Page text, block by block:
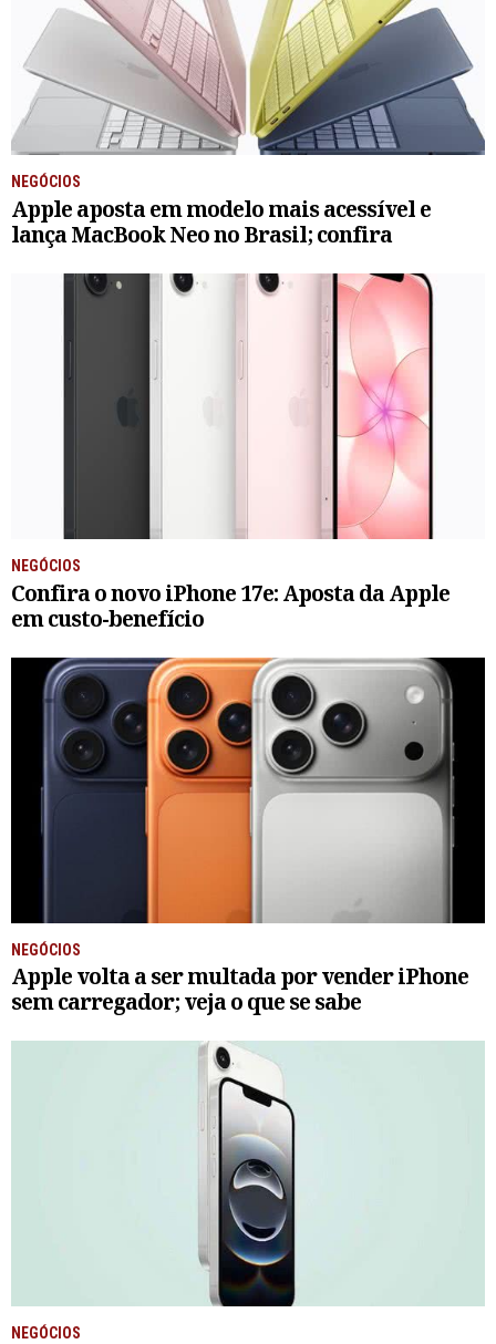
NEGÓCIOS
Apple aposta em modelo mais acessível e
lança MacBook Neo no Brasil; confira
NEGÓCIOS
Confira o novo iPhone 17e: Aposta da Apple
em custo-benefício
NEGÓCIOS
Apple volta a ser multada por vender iPhone
sem carregador; veja o que se sabe
NEGÓCIOS